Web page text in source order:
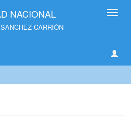
NACIONAL
CARRIÓN